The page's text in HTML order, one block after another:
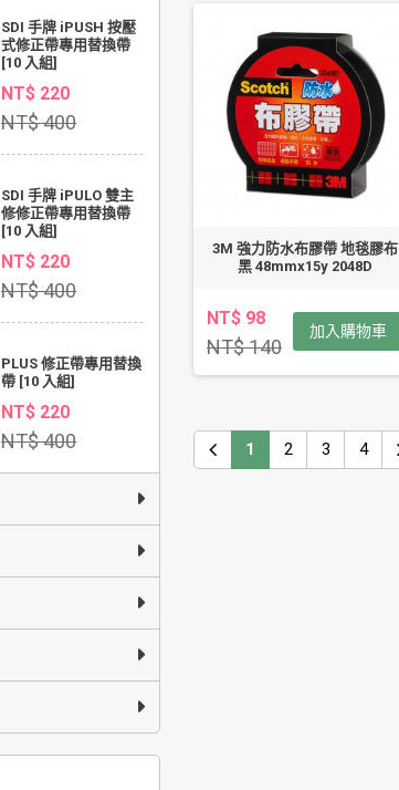
SDI 手牌 iPUSH 按壓
式修正帶專用替換帶
[10 入組]
NT$ 220
NT$ 400
SDI 手牌 iPULO 雙主
修修正帶專用替換帶
[10 入組]
NT$ 220
NT$ 400
PLUS 修正帶專用替換
帶 [10 入組]
NT$ 220
NT$ 400
3M 強力防水布膠帶 地毯膠布
黑 48mmx15y 2048D
NT$ 98
NT$ 140
加入購物車
1 2 3 4